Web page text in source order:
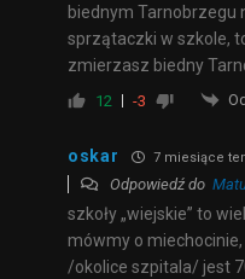
biednym Tarnobrzegu
sprzątaczki w szkole,
zmierzasz biedny
12 -3
oskar 7 miesiące
Odpowiedź do
szkoły „wiejskie” to
mówmy o
/okolice szpitala/ jest